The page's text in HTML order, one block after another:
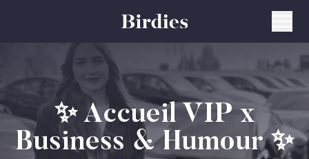
✨ Accueil VIP x
Business & Humour ✨